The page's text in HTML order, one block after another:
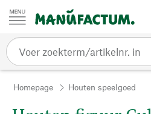
Passer au contenu
Homepage Houten speelgoed